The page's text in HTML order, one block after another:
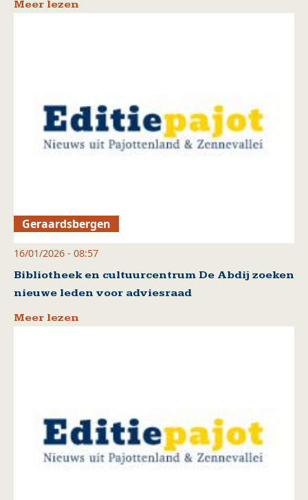
Meer lezen
Geraardsbergen
16/01/2026 - 08:57
Bibliotheek en cultuurcentrum De Abdij zoeken
nieuwe leden voor adviesraad
Meer lezen